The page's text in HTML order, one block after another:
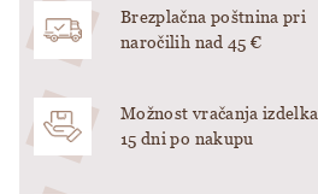
Brezplačna poštnina pri
naročilih nad 45 €
Možnost vračanja izdelka
15 dni po nakupu